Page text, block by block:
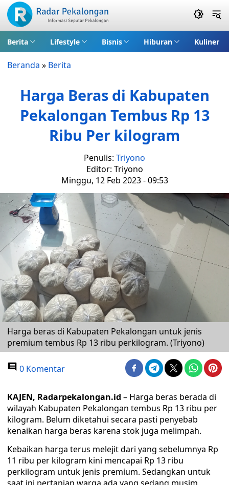
Berita Lifestyle Bisnis Hiburan Kuliner
Beranda » Berita
Harga Beras di Kabupaten
Pekalongan Tembus Rp 13
Ribu Per kilogram
Penulis: Triyono
Editor: Triyono
Minggu, 12 Feb 2023 - 09:53
Harga beras di Kabupaten Pekalongan untuk jenis
premium tembus Rp 13 ribu perkilogram. (Triyono)
0 Komentar
KAJEN, Radarpekalongan.id – Harga beras berada di
wilayah Kabupaten Pekalongan tembus Rp 13 ribu per
kilogram. Belum diketahui secara pasti penyebab
kenaikan harga beras karena stok juga melimpah.
Kebaikan harga terus melejit dari yang sebelumnya Rp
11 ribu per kilogram kini mencapai Rp 13 ribu
perkilogram untuk jenis premium. Sedangkan untuk